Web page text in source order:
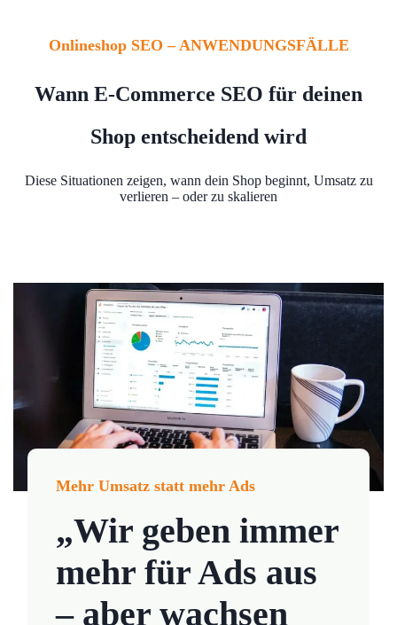
Onlineshop SEO – ANWENDUNGSFÄLLE
Wann E-Commerce SEO für deinen
Shop entscheidend wird
Diese Situationen zeigen, wann dein Shop beginnt, Umsatz zu
verlieren – oder zu skalieren
Mehr Umsatz statt mehr Ads
„Wir geben immer
mehr für Ads aus
– aber wachsen